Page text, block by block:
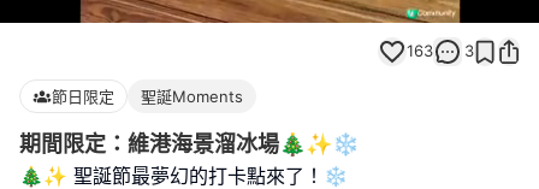
Loaded:
100.00%
163 3
節日限定 聖誕Moments
期間限定：維港海景溜冰場🎄✨❄️
🎄✨ 聖誕節最夢幻的打卡點來了！❄️